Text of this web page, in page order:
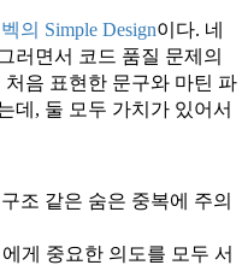
의 Simple Design이다. 네
러면서 코드 품질 문제의
음 표현한 문구와 마틴 파
데, 둘 모두 가치가 있어서
조 같은 숨은 중복에 주의
게 중요한 의도를 모두 서